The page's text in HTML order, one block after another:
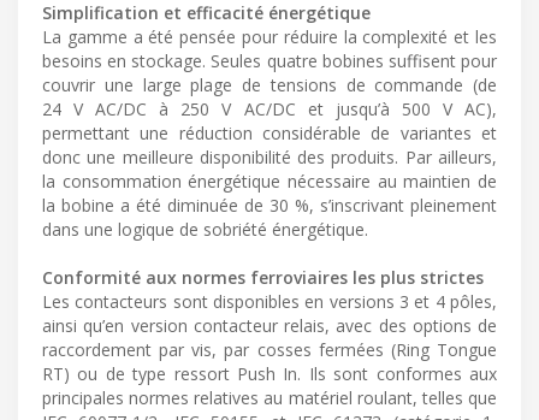
Simplification et efficacité énergétique
La gamme a été pensée pour réduire la complexité et les
besoins en stockage. Seules quatre bobines suffisent pour
couvrir une large plage de tensions de commande (de
24 V AC/DC à 250 V AC/DC et jusqu’à 500 V AC),
permettant une réduction considérable de variantes et
donc une meilleure disponibilité des produits. Par ailleurs,
la consommation énergétique nécessaire au maintien de
la bobine a été diminuée de 30 %, s’inscrivant pleinement
dans une logique de sobriété énergétique.
Conformité aux normes ferroviaires les plus strictes
Les contacteurs sont disponibles en versions 3 et 4 pôles,
ainsi qu’en version contacteur relais, avec des options de
raccordement par vis, par cosses fermées (Ring Tongue
RT) ou de type ressort Push In. Ils sont conformes aux
principales normes relatives au matériel roulant, telles que